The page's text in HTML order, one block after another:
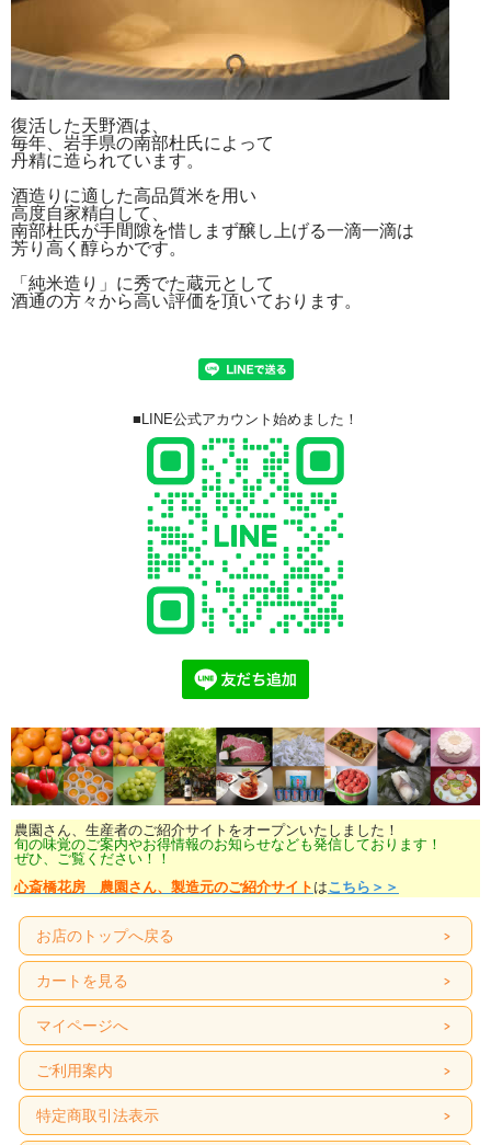
復活した天野酒は、
毎年、岩手県の南部杜氏によって
丹精に造られています。
酒造りに適した高品質米を用い
高度自家精白して、
南部杜氏が手間隙を惜しまず醸し上げる一滴一滴は
芳り高く醇らかです。
「純米造り」に秀でた蔵元として
酒通の方々から高い評価を頂いております。
■LINE公式アカウント始めました！
農園さん、生産者のご紹介サイトをオープンいたしました！
旬の味覚のご案内やお得情報のお知らせなども発信しております！
ぜひ、ご覧ください！！
心斎橋花房 農園さん、製造元のご紹介サイト はこちら＞＞
お店のトップへ戻る
カートを見る
マイページへ
ご利用案内
特定商取引法表示